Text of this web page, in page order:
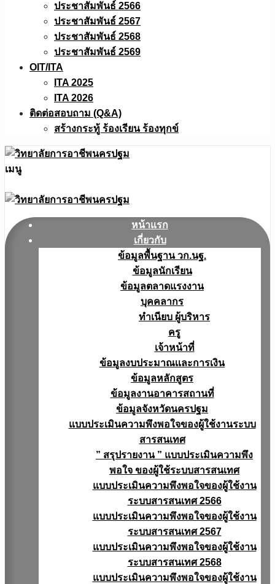
ประชาสัมพันธ์ 2566
ประชาสัมพันธ์ 2567
ประชาสัมพันธ์ 2568
ประชาสัมพันธ์ 2569
OIT/ITA
ITA 2025
ITA 2026
ติดต่อสอบถาม (Q&A)
สร้างกระทู้ ร้องเรียน ร้องทุกข์
เมนู
หน้าแรก
เกี่ยวกับ
ข้อมูลพื้นฐาน วก.นฐ.
ข้อมูลนักเรียน
ข้อมูลตลาดแรงงาน
บุคคลากร
ทำเนียบ ผู้บริหาร
ครู
เจ้าหน้าที่
ข้อมูลงบประมาณเเละการเงิน
ข้อมูลหลักสูตร
ข้อมูลงานอาคารสถานที่
ข้อมูลจังหวัดนครปฐม
แบบประเมินความพึงพอใจของผู้ใช้งานระบบ
สารสนเทศ
” สรุปรายงาน ” แบบประเมินความพึง
พอใจ ของผู้ใช้ระบบสารสนเทศ
แบบประเมินความพึงพอใจของผู้ใช้งาน
ระบบสารสนเทศ 2566
แบบประเมินความพึงพอใจของผู้ใช้งาน
ระบบสารสนเทศ 2567
แบบประเมินความพึงพอใจของผู้ใช้งาน
ระบบสารสนเทศ 2568
แบบประเมินความพึงพอใจของผู้ใช้งาน